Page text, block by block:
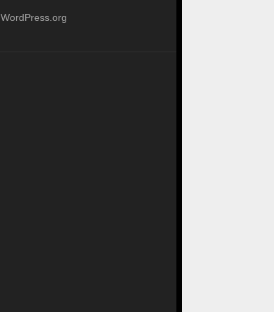
WordPress.org